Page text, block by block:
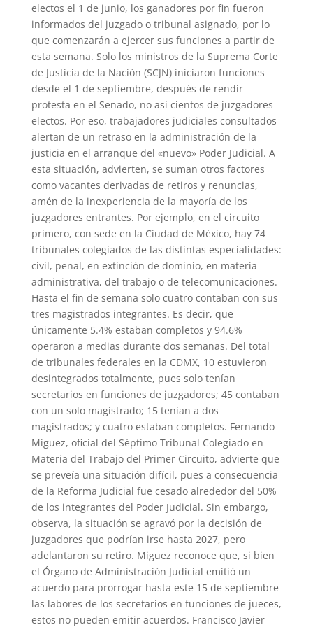
electos el 1 de junio, los ganadores por fin fueron
informados del juzgado o tribunal asignado, por lo
que comenzarán a ejercer sus funciones a partir de
esta semana. Solo los ministros de la Suprema Corte
de Justicia de la Nación (SCJN) iniciaron funciones
desde el 1 de septiembre, después de rendir
protesta en el Senado, no así cientos de juzgadores
electos. Por eso, trabajadores judiciales consultados
alertan de un retraso en la administración de la
justicia en el arranque del «nuevo» Poder Judicial. A
esta situación, advierten, se suman otros factores
como vacantes derivadas de retiros y renuncias,
amén de la inexperiencia de la mayoría de los
juzgadores entrantes. Por ejemplo, en el circuito
primero, con sede en la Ciudad de México, hay 74
tribunales colegiados de las distintas especialidades:
civil, penal, en extinción de dominio, en materia
administrativa, del trabajo o de telecomunicaciones.
Hasta el fin de semana solo cuatro contaban con sus
tres magistrados integrantes. Es decir, que
únicamente 5.4% estaban completos y 94.6%
operaron a medias durante dos semanas. Del total
de tribunales federales en la CDMX, 10 estuvieron
desintegrados totalmente, pues solo tenían
secretarios en funciones de juzgadores; 45 contaban
con un solo magistrado; 15 tenían a dos
magistrados; y cuatro estaban completos. Fernando
Miguez, oficial del Séptimo Tribunal Colegiado en
Materia del Trabajo del Primer Circuito, advierte que
se preveía una situación difícil, pues a consecuencia
de la Reforma Judicial fue cesado alrededor del 50%
de los integrantes del Poder Judicial. Sin embargo,
observa, la situación se agravó por la decisión de
juzgadores que podrían irse hasta 2027, pero
adelantaron su retiro. Miguez reconoce que, si bien
el Órgano de Administración Judicial emitió un
acuerdo para prorrogar hasta este 15 de septiembre
las labores de los secretarios en funciones de jueces,
estos no pueden emitir acuerdos. Francisco Javier